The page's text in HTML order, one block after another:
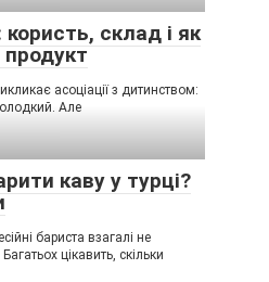
склад і як
продукт
асоціації з дитинством:
Але
каву у турці?
бариста взагалі не
цікавить, скільки